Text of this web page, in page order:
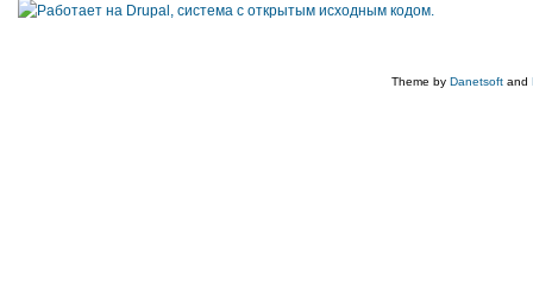
Theme by Danetsoft and